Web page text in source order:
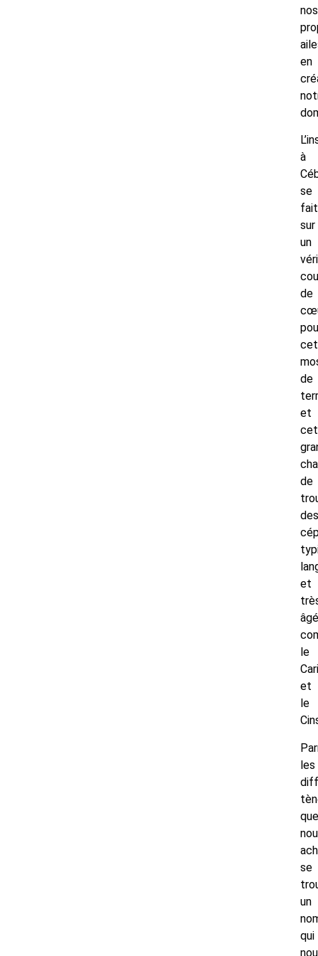
nos
en
à
se
fait
sur
un
de
de
et
de
des
et
le
et
le
les
que
se
un
qui